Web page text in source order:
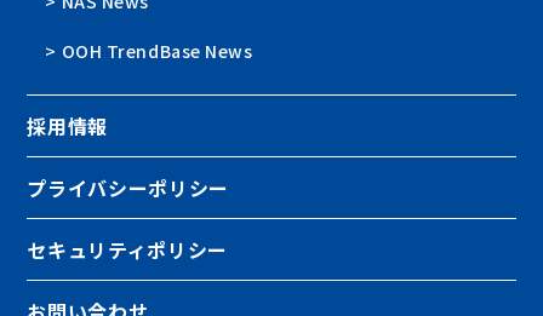
> OOH TrendBase News
採用情報
プライバシーポリシー
セキュリティポリシー